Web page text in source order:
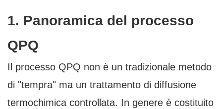
1. Panoramica del processo
QPQ
Il processo QPQ non è un tradizionale metodo
di "tempra" ma un trattamento di diffusione
termochimica controllata. In genere è costituito